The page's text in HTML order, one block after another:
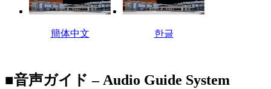
簡体中文 한글
■音声ガイド – Audio Guide System